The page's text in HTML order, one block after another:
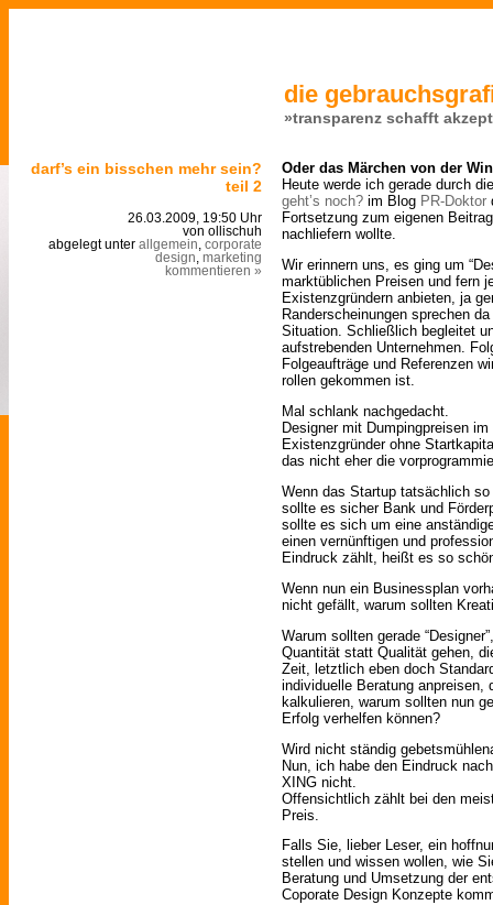
die
»transparenz schafft
darf’s ein bisschen mehr sein?
teil 2
26.03.2009, 19:50 Uhr
von ollischuh
abgelegt unter allgemein corporate
design marketing
kommentieren »
Oder das Märchen von der
Heute werde ich gerade durch
geht’s noch? im Blog PR-Doktor
Fortsetzung zum eigenen
nachliefern wollte.
Wir erinnern uns, es ging um
marktüblichen Preisen und fern
Existenzgründern anbieten, ja
Randerscheinungen sprechen
Situation. Schließlich begleitet
aufstrebenden Unternehmen.
Folgeaufträge und Referenzen
rollen gekommen ist.
Mal schlank nachgedacht.
Designer mit Dumpingpreisen
Existenzgründer ohne
das nicht eher die
Wenn das Startup tatsächlich
sollte es sicher Bank und
sollte es sich um eine
einen vernünftigen und
Eindruck zählt, heißt es so
Wenn nun ein Businessplan
nicht gefällt, warum sollten
Warum sollten gerade
Quantität statt Qualität gehen,
Zeit, letztlich eben doch
individuelle Beratung anpreisen,
kalkulieren, warum sollten nun
Erfolg verhelfen können?
Wird nicht ständig
Nun, ich habe den Eindruck
XING nicht.
Offensichtlich zählt bei den
Preis.
Falls Sie, lieber Leser, ein
stellen und wissen wollen, wie
Beratung und Umsetzung der
Coporate Design Konzepte